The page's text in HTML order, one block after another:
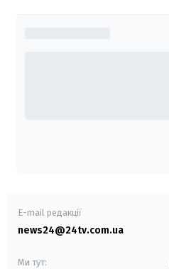
E-mail редакції
news24@24tv.com.ua
Ми тут: